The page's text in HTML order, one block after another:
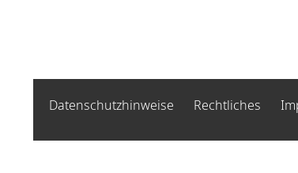
Datenschutzhinweise Rechtliches